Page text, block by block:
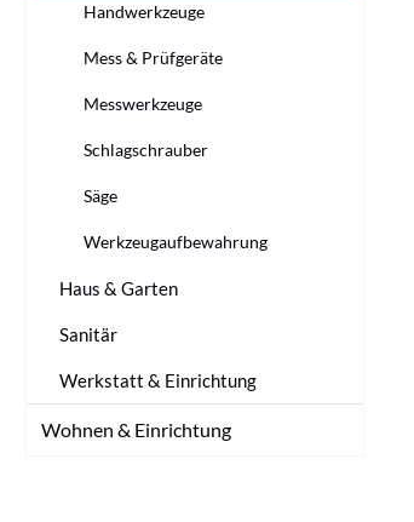
Handwerkzeuge
Mess & Prüfgeräte
Messwerkzeuge
Schlagschrauber
Säge
Werkzeugaufbewahrung
Haus & Garten
Sanitär
Werkstatt & Einrichtung
Wohnen & Einrichtung